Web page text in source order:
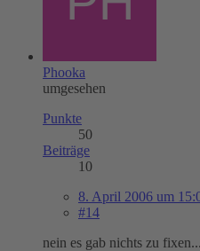
Phooka
umgesehen
Punkte
50
Beiträge
10
8. April 2006 um
#14
nein es gab nichts zu fixen...